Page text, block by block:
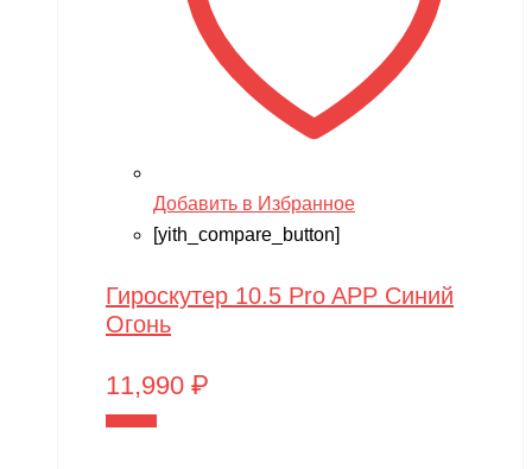
Добавить в Избранное
[yith_compare_button]
Гироскутер 10.5 Pro APP Синий
Огонь
11,990 ₽